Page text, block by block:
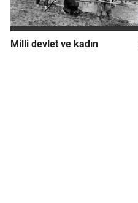
Milli devlet ve kadın